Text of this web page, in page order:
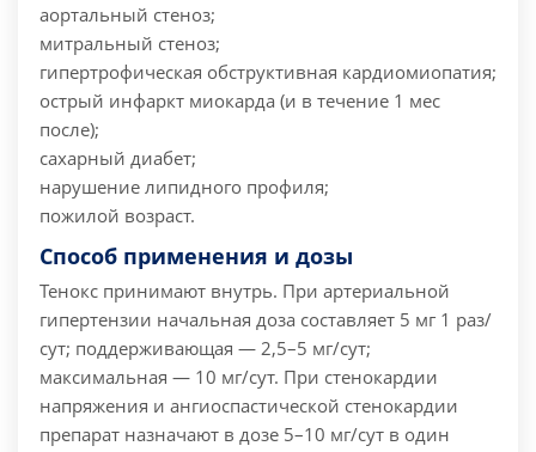
аортальный стеноз;
митральный стеноз;
гипертрофическая обструктивная кардиомиопатия;
острый инфаркт миокарда (и в течение 1 мес
после);
сахарный диабет;
нарушение липидного профиля;
пожилой возраст.
Способ применения и дозы
Тенокс принимают внутрь. При артериальной
гипертензии начальная доза составляет 5 мг 1 раз/
сут; поддерживающая — 2,5–5 мг/сут;
максимальная — 10 мг/сут. При стенокардии
напряжения и ангиоспастической стенокардии
препарат назначают в дозе 5–10 мг/сут в один